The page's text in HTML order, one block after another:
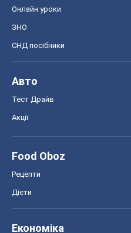
Онлайн уроки
ЗНО
СНД посібники
Авто
Тест Драйв
Акції
Food Oboz
Рецепти
Дієти
Економіка